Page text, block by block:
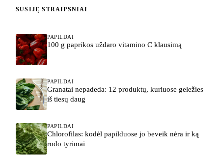
SUSIJĘ STRAIPSNIAI
PAPILDAI
100 g paprikos uždaro vitamino C klausimą
PAPILDAI
Granatai nepadeda: 12 produktų, kuriuose geležies
iš tiesų daug
PAPILDAI
Chlorofilas: kodėl papilduose jo beveik nėra ir ką
rodo tyrimai